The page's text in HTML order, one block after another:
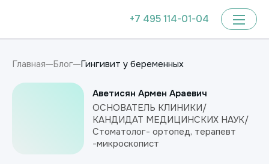
+7 495 114-01-04
Главная Блог Гингивит у беременных
Аветисян Армен Араевич
ОСНОВАТЕЛЬ КЛИНИКИ/
КАНДИДАТ МЕДИЦИНСКИХ НАУК/
Стоматолог- ортопед, терапевт
-микроскопист